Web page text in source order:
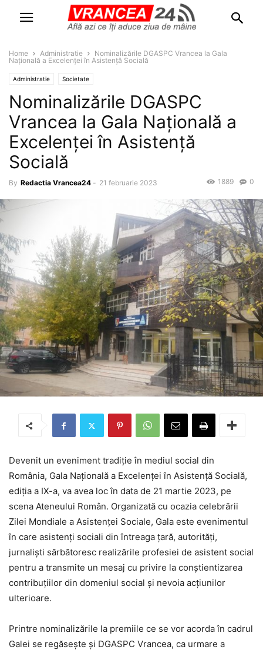
Home Administratie
Nominalizările DGASPC Vrancea la Gala
Națională a Excelenței în Asistență Socială
Administratie Societate
Nominalizările DGASPC
Vrancea la Gala Națională a
Excelenței în Asistență
Socială
By Redactia Vrancea24 - 21 februarie 2023 0
1889
Devenit un eveniment tradiţie în mediul social din
România, Gala Naţională a Excelenţei în Asistenţă Socială,
ediţia a IX-a, va avea loc în data de 21 martie 2023, pe
scena Ateneului Român. Organizată cu ocazia celebrării
Zilei Mondiale a Asistenţei Sociale, Gala este evenimentul
în care asistenţi sociali din întreaga ţară, autorităţi,
jurnalişti sărbătoresc realizările profesiei de asistent social
pentru a transmite un mesaj cu privire la conştientizarea
contribuţiilor din domeniul social şi nevoia acţiunilor
ulterioare.
Printre nominalizările la premiile ce se vor acorda în cadrul
Galei se regăseşte şi DGASPC Vrancea, ca urmare a